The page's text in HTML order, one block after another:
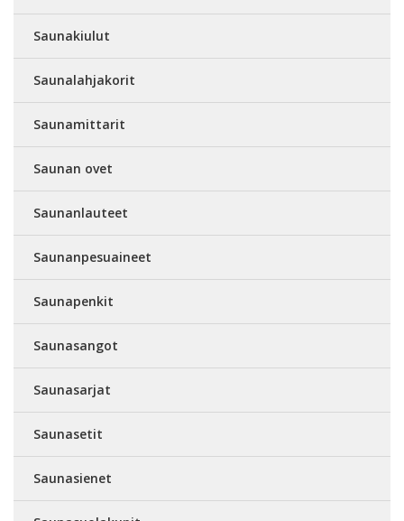
Saunakiulut
Saunalahjakorit
Saunamittarit
Saunan ovet
Saunanlauteet
Saunanpesuaineet
Saunapenkit
Saunasangot
Saunasarjat
Saunasetit
Saunasienet